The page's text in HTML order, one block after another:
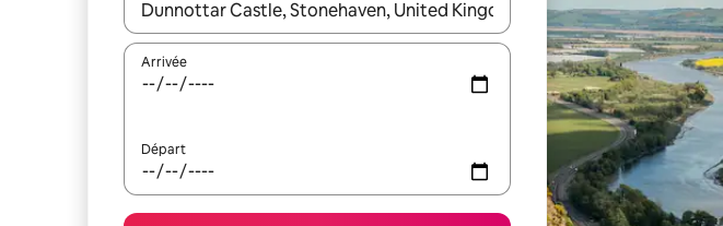
Quand les résultats sont affichés, parcourez-les en utilisant les flèches vers le
Arrivée
Départ